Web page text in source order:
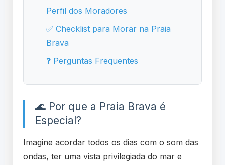
Perfil dos Moradores
✅ Checklist para Morar na Praia
Brava
❓ Perguntas Frequentes
🌊 Por que a Praia Brava é
Especial?
Imagine acordar todos os dias com o som das
ondas, ter uma vista privilegiada do mar e